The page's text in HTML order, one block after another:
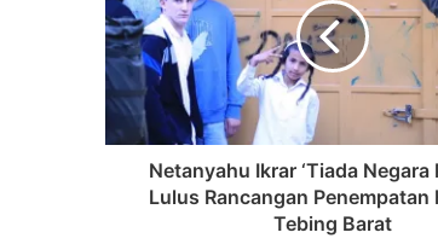
Netanyahu Ikrar ‘Tiada Negara
Lulus Rancangan Penempatan
Tebing Barat